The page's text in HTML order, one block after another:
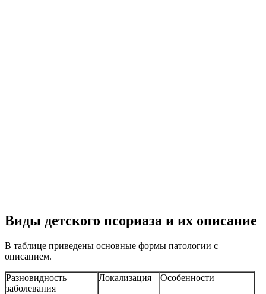
Виды детского псориаза и их описание
В таблице приведены основные формы патологии с
описанием.
Разновидность
заболевания
Локализация Особенности